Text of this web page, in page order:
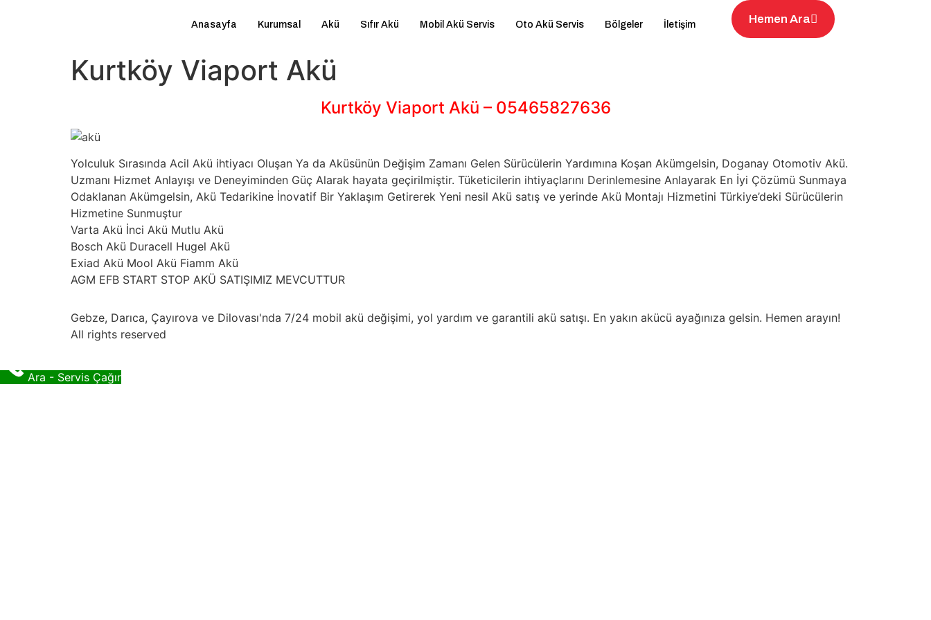
Anasayfa Kurumsal Akü Sıfır Akü Mobil Akü Servis Oto Akü Servis Bölgeler İletişim Hemen Ara
Kurtköy Viaport Akü
Kurtköy Viaport Akü – 05465827636
Yolculuk Sırasında Acil Akü ihtiyacı Oluşan Ya da Aküsünün Değişim Zamanı Gelen Sürücülerin Yardımına Koşan Akümgelsin, Doganay Otomotiv Akü.
Uzmanı Hizmet Anlayışı ve Deneyiminden Güç Alarak hayata geçirilmiştir. Tüketicilerin ihtiyaçlarını Derinlemesine Anlayarak En İyi Çözümü Sunmaya
Odaklanan Akümgelsin, Akü Tedarikine İnovatif Bir Yaklaşım Getirerek Yeni nesil Akü satış ve yerinde Akü Montajı Hizmetini Türkiye’deki Sürücülerin
Hizmetine Sunmuştur
Varta Akü İnci Akü Mutlu Akü
Bosch Akü Duracell Hugel Akü
Exiad Akü Mool Akü Fiamm Akü
AGM EFB START STOP AKÜ SATIŞIMIZ MEVCUTTUR
Gebze, Darıca, Çayırova ve Dilovası'nda 7/24 mobil akü değişimi, yol yardım ve garantili akü satışı. En yakın akücü ayağınıza gelsin. Hemen arayın!
All rights reserved
Ara - Servis Çağır